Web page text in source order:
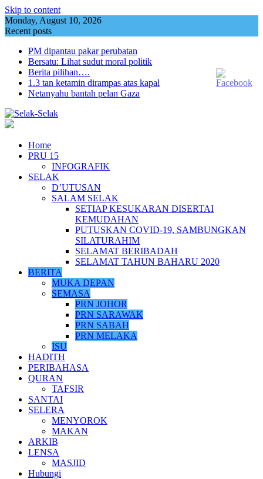
Skip to content
Monday, August 10, 2026
Recent posts
PM dipantau pakar perubatan
Bersatu: Lihat sudut moral politik
Berita pilihan….
1.3 tan ketamin dirampas atas kapal
Netanyahu bantah pelan Gaza
Home
PRU 15
INFOGRAFIK
SELAK
D’UTUSAN
SALAM SELAK
SETIAP KESUKARAN DISERTAI
KEMUDAHAN
PUTUSKAN COVID-19, SAMBUNGKAN
SILATURAHIM
SELAMAT BERIBADAH
SELAMAT TAHUN BAHARU 2020
BERITA
MUKA DEPAN
SEMASA
PRN JOHOR
PRN SARAWAK
PRN SABAH
PRN MELAKA
ISU
HADITH
PERIBAHASA
QURAN
TAFSIR
SANTAI
SELERA
MENYOROK
MAKAN
ARKIB
LENSA
MASJID
Hubungi